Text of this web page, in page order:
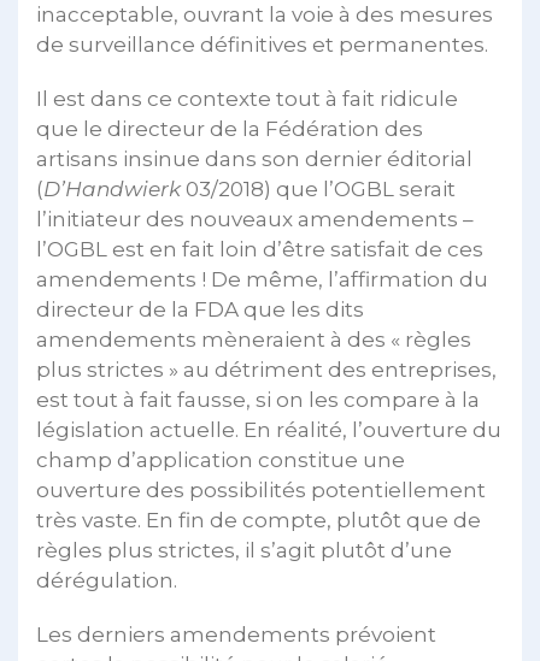
inacceptable, ouvrant la voie à des mesures
de surveillance définitives et permanentes.
Il est dans ce contexte tout à fait ridicule
que le directeur de la Fédération des
artisans insinue dans son dernier éditorial
(D’Handwierk03/2018) que l’OGBL serait
l’initiateur des nouveaux amendements –
l’OGBL est en fait loin d’être satisfait de ces
amendements ! De même, l’affirmation du
directeur de la FDA que les dits
amendements mèneraient à des « règles
plus strictes » au détriment des entreprises,
est tout à fait fausse, si on les compare à la
législation actuelle. En réalité, l’ouverture du
champ d’application constitue une
ouverture des possibilités potentiellement
très vaste. En fin de compte, plutôt que de
règles plus strictes, il s’agit plutôt d’une
dérégulation.
Les derniers amendements prévoient